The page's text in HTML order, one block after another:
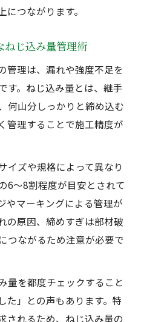
つながります。
ねじ込み量管理術
管理は、漏れや強度不足を
す。ねじ込み量とは、継手
何山分しっかりと締め込む
管理することで施工精度が
イズや規格によって異なり
6〜8割程度が目安とされて
やマーキングによる管理が
の原因、締めすぎは部材破
つながるため注意が必要で
量を都度チェックすること
た」との声もあります。特
されるため、ねじ込み量の